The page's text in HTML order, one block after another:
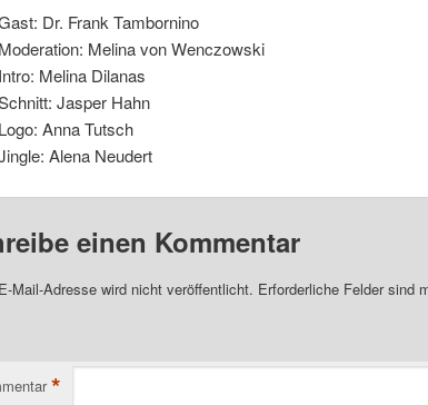
Dr. Frank Tambornino
Moderation: Melina von Wenczowski
Intro: Melina Dilanas
Jasper Hahn
Logo: Anna Tutsch
Alena Neudert
einen Kommentar
Mail-Adresse wird nicht veröffentlicht. Erforderliche Felder sind
*